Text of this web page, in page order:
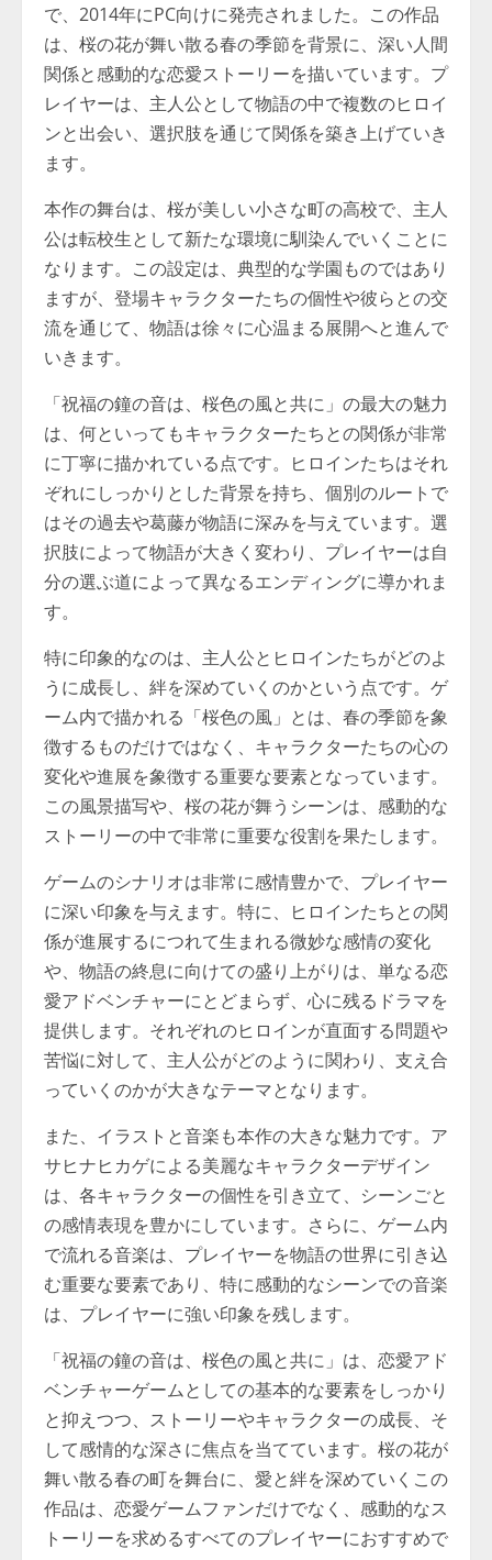
で、2014年にPC向けに発売されました。この作品
は、桜の花が舞い散る春の季節を背景に、深い人間
関係と感動的な恋愛ストーリーを描いています。プ
レイヤーは、主人公として物語の中で複数のヒロイ
ンと出会い、選択肢を通じて関係を築き上げていき
ます。
本作の舞台は、桜が美しい小さな町の高校で、主人
公は転校生として新たな環境に馴染んでいくことに
なります。この設定は、典型的な学園ものではあり
ますが、登場キャラクターたちの個性や彼らとの交
流を通じて、物語は徐々に心温まる展開へと進んで
いきます。
「祝福の鐘の音は、桜色の風と共に」の最大の魅力
は、何といってもキャラクターたちとの関係が非常
に丁寧に描かれている点です。ヒロインたちはそれ
ぞれにしっかりとした背景を持ち、個別のルートで
はその過去や葛藤が物語に深みを与えています。選
択肢によって物語が大きく変わり、プレイヤーは自
分の選ぶ道によって異なるエンディングに導かれま
す。
特に印象的なのは、主人公とヒロインたちがどのよ
うに成長し、絆を深めていくのかという点です。ゲ
ーム内で描かれる「桜色の風」とは、春の季節を象
徴するものだけではなく、キャラクターたちの心の
変化や進展を象徴する重要な要素となっています。
この風景描写や、桜の花が舞うシーンは、感動的な
ストーリーの中で非常に重要な役割を果たします。
ゲームのシナリオは非常に感情豊かで、プレイヤー
に深い印象を与えます。特に、ヒロインたちとの関
係が進展するにつれて生まれる微妙な感情の変化
や、物語の終息に向けての盛り上がりは、単なる恋
愛アドベンチャーにとどまらず、心に残るドラマを
提供します。それぞれのヒロインが直面する問題や
苦悩に対して、主人公がどのように関わり、支え合
っていくのかが大きなテーマとなります。
また、イラストと音楽も本作の大きな魅力です。ア
サヒナヒカゲによる美麗なキャラクターデザイン
は、各キャラクターの個性を引き立て、シーンごと
の感情表現を豊かにしています。さらに、ゲーム内
で流れる音楽は、プレイヤーを物語の世界に引き込
む重要な要素であり、特に感動的なシーンでの音楽
は、プレイヤーに強い印象を残します。
「祝福の鐘の音は、桜色の風と共に」は、恋愛アド
ベンチャーゲームとしての基本的な要素をしっかり
と抑えつつ、ストーリーやキャラクターの成長、そ
して感情的な深さに焦点を当てています。桜の花が
舞い散る春の町を舞台に、愛と絆を深めていくこの
作品は、恋愛ゲームファンだけでなく、感動的なス
トーリーを求めるすべてのプレイヤーにおすすめで